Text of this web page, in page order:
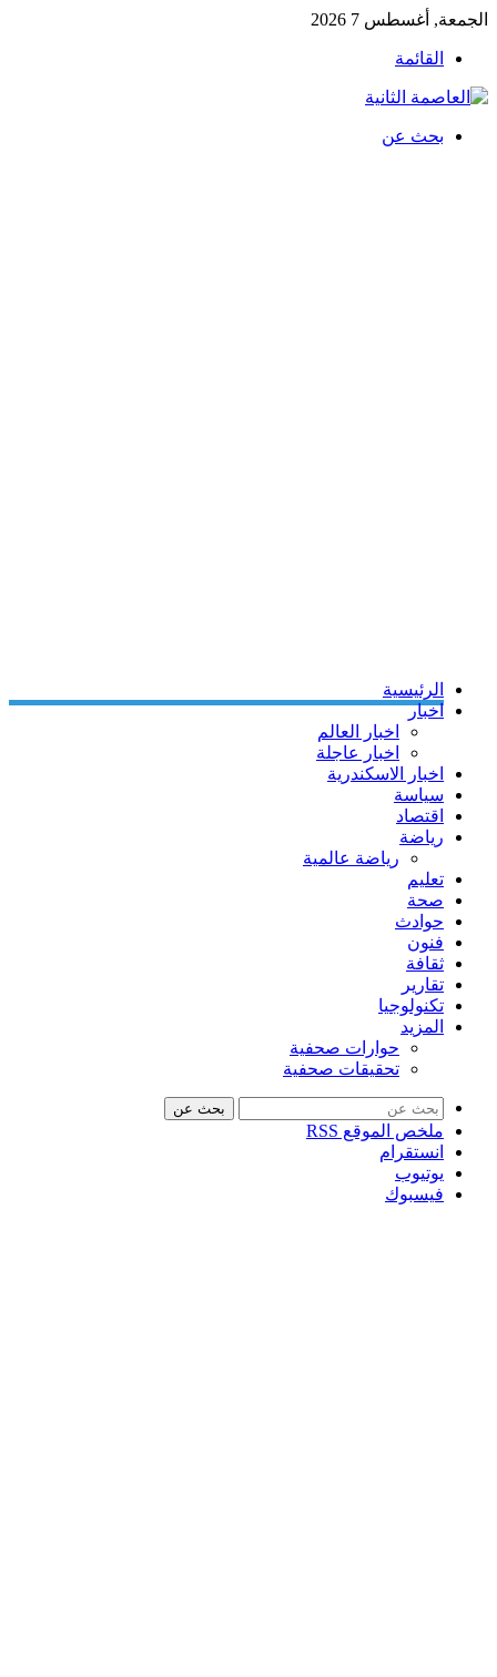
الجمعة, أغسطس 7 2026
القائمة
بحث عن
الرئيسية
اخبار
اخبار العالم
اخبار عاجلة
اخبار الاسكندرية
سياسة
اقتصاد
رياضة
رياضة عالمية
تعليم
صحة
حوادث
فنون
ثقافة
تقارير
تكنولوجيا
المزيد
حوارات صحفية
تحقيقات صحفية
بحث عن
ملخص الموقع RSS
انستقرام
يوتيوب
فيسبوك